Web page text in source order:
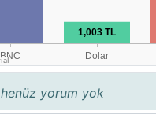
henüz yorum yok